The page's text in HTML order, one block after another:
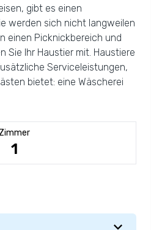
gibt es einen
werden sich nicht langweilen
einen Picknickbereich und
Sie Ihr Haustier mit. Haustiere
Serviceleistungen,
bietet: eine Wäscherei
Zimmer
1